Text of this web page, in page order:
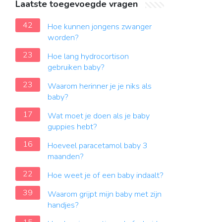
Laatste toegevoegde vragen
42
Hoe kunnen jongens zwanger
worden?
23
Hoe lang hydrocortison
gebruiken baby?
23
Waarom herinner je je niks als
baby?
17
Wat moet je doen als je baby
guppies hebt?
16
Hoeveel paracetamol baby 3
maanden?
22
Hoe weet je of een baby indaalt?
39
Waarom grijpt mijn baby met zijn
handjes?